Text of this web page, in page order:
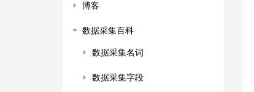
博客
数据采集百科
数据采集名词
数据采集字段